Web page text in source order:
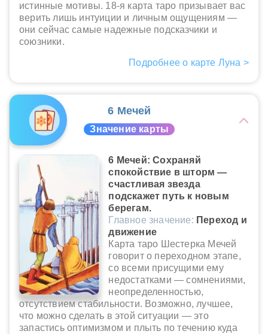
истинные мотивы. 18-я карта таро призывает вас
верить лишь интуиции и личным ощущениям —
они сейчас самые надежные подсказчики и
союзники.
Подробнее о карте Луна >
6 Мечей
Значение карты
6 Мечей: Сохраняй
спокойствие в шторм —
счастливая звезда
подскажет путь к новым
берегам.
Главное значение: Переход и
движение
Карта таро Шестерка Мечей
говорит о переходном этапе,
со всеми присущими ему
недостатками — сомнениями,
неопределенностью,
отсутствием стабильности. Возможно, лучшее,
что можно сделать в этой ситуации — это
запастись оптимизмом и плыть по течению куда